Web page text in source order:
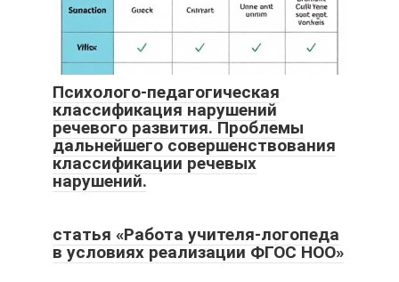
Психолого-педагогическая
классификация нарушений
речевого развития. Проблемы
дальнейшего совершенствования
классификации речевых
нарушений.
статья «Работа учителя-логопеда
в условиях реализации ФГОС НОО»